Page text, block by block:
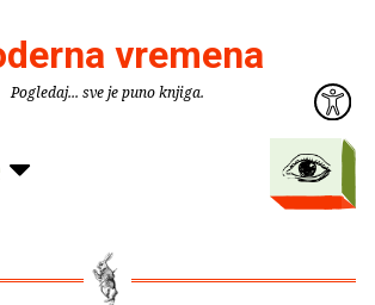
vremena
Pogledaj... sve je puno knjiga.